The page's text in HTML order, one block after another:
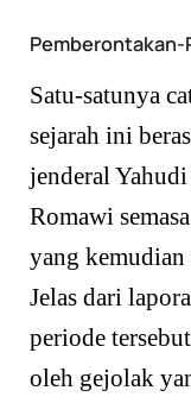
Satu-satunya
sejarah ini
jenderal
Romawi
yang
Jelas dari
periode
oleh gejolak